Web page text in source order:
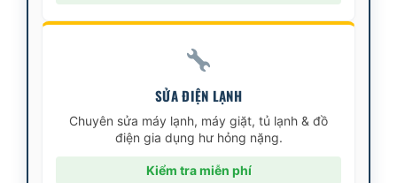
SỬA ĐIỆN LẠNH
Chuyên sửa máy lạnh, máy giặt, tủ lạnh & đồ
điện gia dụng hư hỏng nặng.
Kiểm tra miễn phí